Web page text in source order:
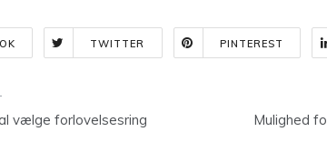
TWITTER PINTEREST
vælge forlovelsesring
Mulighed